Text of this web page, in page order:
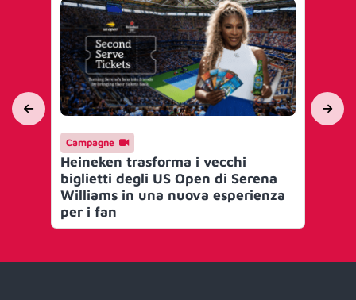
Campagne
Heineken trasforma i vecchi
biglietti degli US Open di Serena
Williams in una nuova esperienza
per i fan